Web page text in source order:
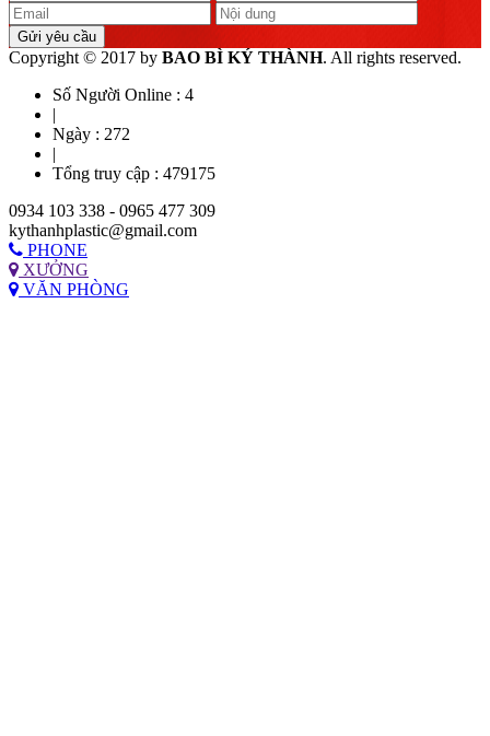
Gửi yêu cầu
Copyright © 2017 by BAO BÌ KÝ THÀNH. All rights reserved.
Số Người Online : 4
|
Ngày : 272
|
Tổng truy cập : 479175
0934 103 338 - 0965 477 309
kythanhplastic@gmail.com
PHONE
XƯỞNG
VĂN PHÒNG